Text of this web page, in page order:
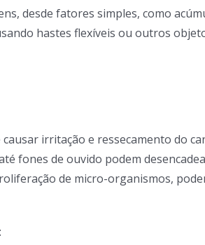
desde fatores simples, como
hastes flexíveis ou outros
irritação e ressecamento do
fones de ouvido podem
de micro-organismos,